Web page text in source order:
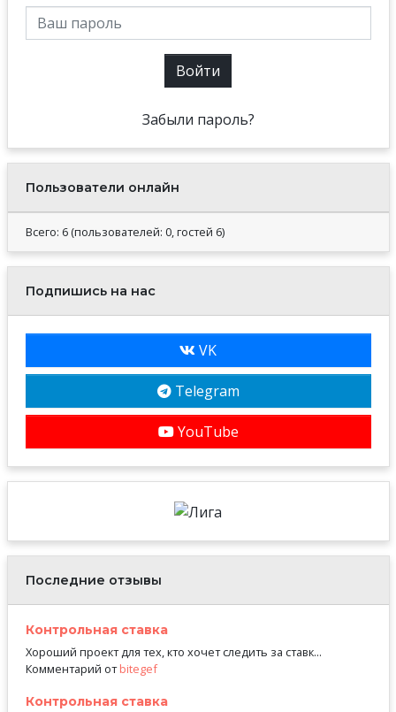
Войти
Забыли пароль?
Пользователи онлайн
Всего: 6 (пользователей: 0, гостей 6)
Подпишись на нас
VK
Telegram
YouTube
Последние отзывы
Контрольная ставка
Хороший проект для тех, кто хочет следить за ставк...
Комментарий отbitegef
Контрольная ставка